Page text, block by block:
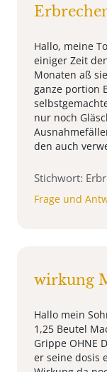
Hallo, meine
einiger Zeit
Monaten aß
ganze portion
nur noch
den auch
Stichwort:
Frage und
wirkung
Hallo mein
1,25 Beutel
Grippe OHNE
er seine dosis